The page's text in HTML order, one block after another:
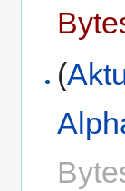
(